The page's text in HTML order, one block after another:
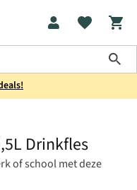
Drinkfles
of school met deze